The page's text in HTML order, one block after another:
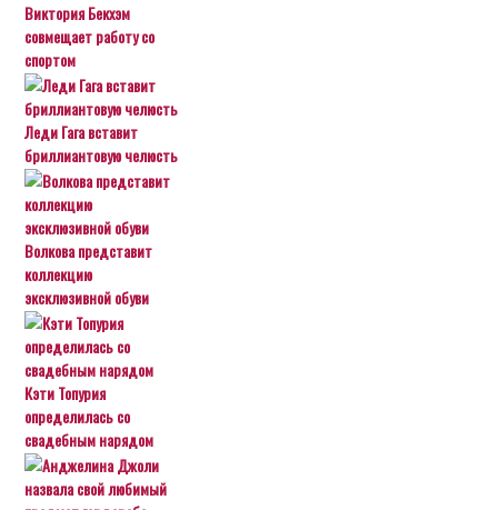
Виктория Бекхэм
совмещает работу со
спортом
Леди Гага вставит
бриллиантовую челюсть
Волкова представит
коллекцию
эксклюзивной обуви
Кэти Топурия
определилась со
свадебным нарядом